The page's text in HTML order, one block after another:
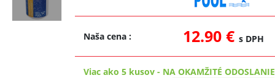
Naša cena: 12.90 €s DPH
Viac ako 5 kusov - NA OKAMŽITÉ ODOSLANIE